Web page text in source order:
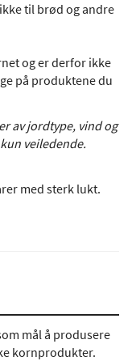
til brød og andre
og er derfor ikke
på produktene du
av jordtype, vind og
veiledende.
med sterk lukt.
mål å produsere
kornprodukter.